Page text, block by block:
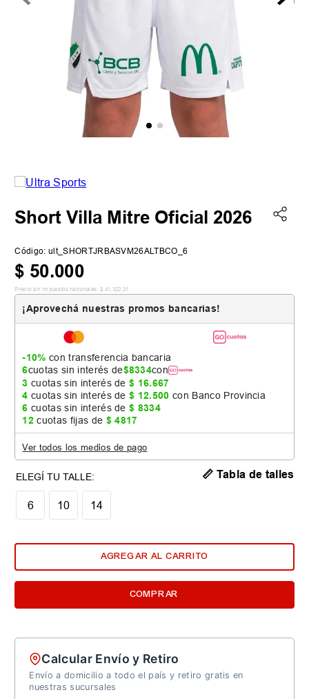
Short Villa Mitre Oficial 2026
Código: ult_SHORTJRBASVM26ALTBCO_6
$ 50.000
Precio sin impuestos nacionales: $ 41 322 31
¡Aprovechá nuestras promos bancarias!
-10% con transferencia bancaria
6cuotas sin interés de$8334con
3 cuotas sin interés de$ 16.667
4 cuotas sin interés de$ 12.500 con Banco Provincia
6 cuotas sin interés de$ 8334
12 cuotas fijas de $ 4817
Ver todos los medios de pago
10 14
6
📏 Tabla de talles
AGREGAR AL CARRITO
COMPRAR
Calcular Envío y Retiro
Envío a domicilio a todo el país y retiro gratis en
nuestras sucursales